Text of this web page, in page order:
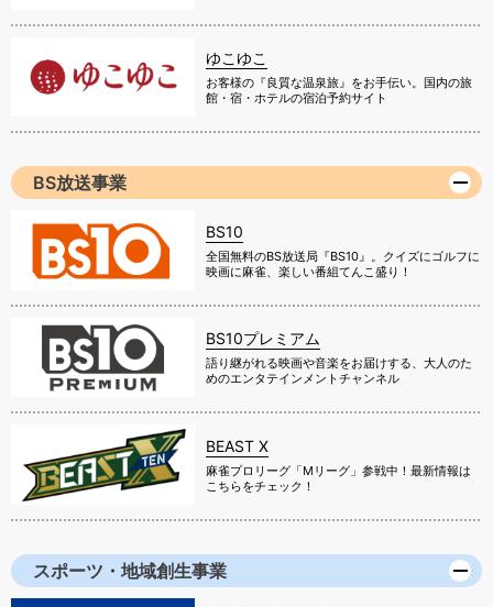
ゆこゆこ
お客様の『良質な温泉旅』をお手伝い。国内の旅
館・宿・ホテルの宿泊予約サイト
BS放送事業
BS10
全国無料のBS放送局『BS10』。クイズにゴルフに
映画に麻雀、楽しい番組てんこ盛り！
BS10プレミアム
語り継がれる映画や音楽をお届けする、大人のた
めのエンタテインメントチャンネル
BEAST X
麻雀プロリーグ「Mリーグ」参戦中！最新情報は
こちらをチェック！
スポーツ・地域創生事業